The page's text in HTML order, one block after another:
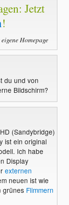
Jetzt
!
Homepage
du und von
Bildschirm?
(Sandybridge)
ist ein original
Ich habe
Display
externen
neuen ist wie
grünes Flimmern